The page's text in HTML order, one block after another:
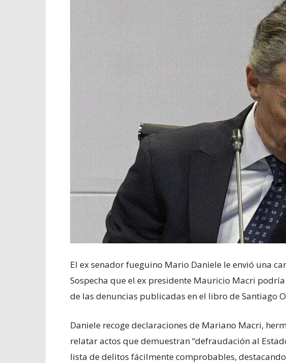
El ex senador fueguino Mario Daniele le envió una
Sospecha que el ex presidente Mauricio Macri
de las denuncias publicadas en el libro de Santiago
Daniele recoge declaraciones de Mariano Macri,
relatar actos que demuestran “defraudación al
lista de delitos fácilmente comprobables,